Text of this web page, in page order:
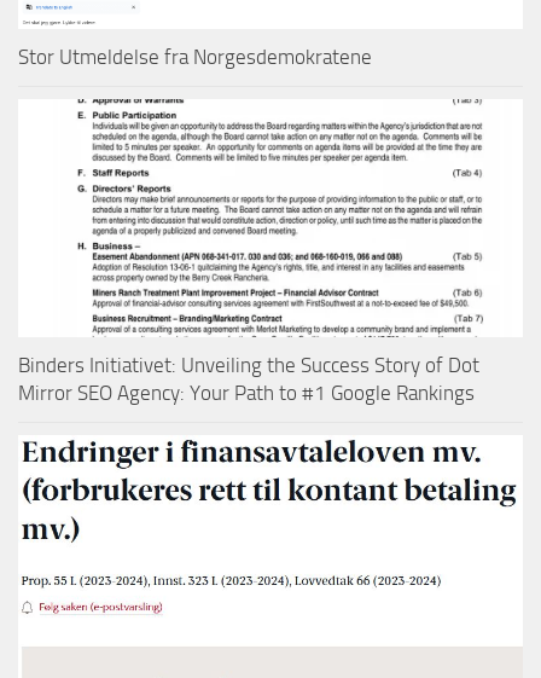
Stor Utmeldelse fra Norgesdemokratene
Binders Initiativet: Unveiling the Success Story of Dot
Mirror SEO Agency: Your Path to #1 Google Rankings